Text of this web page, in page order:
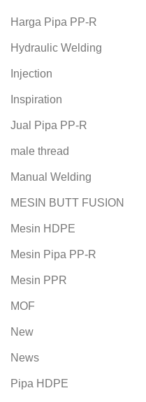
Harga Pipa PP-R
Hydraulic Welding
Injection
Inspiration
Jual Pipa PP-R
male thread
Manual Welding
MESIN BUTT FUSION
Mesin HDPE
Mesin Pipa PP-R
Mesin PPR
MOF
New
News
Pipa HDPE